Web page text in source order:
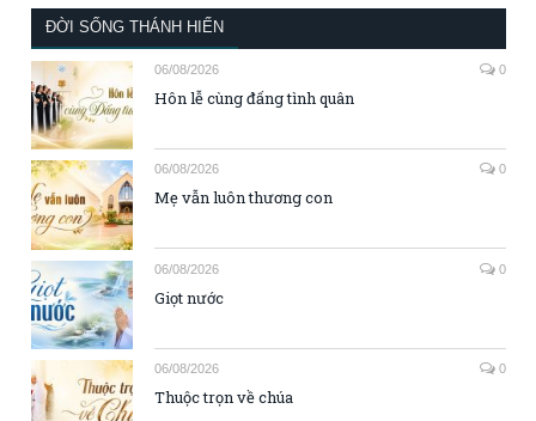
ĐỜI SỐNG THÁNH HIẾN
06/08/2026 0
Hôn lễ cùng đấng tình quân
06/08/2026 0
Mẹ vẫn luôn thương con
06/08/2026 0
Giọt nước
06/08/2026 0
Thuộc trọn về chúa